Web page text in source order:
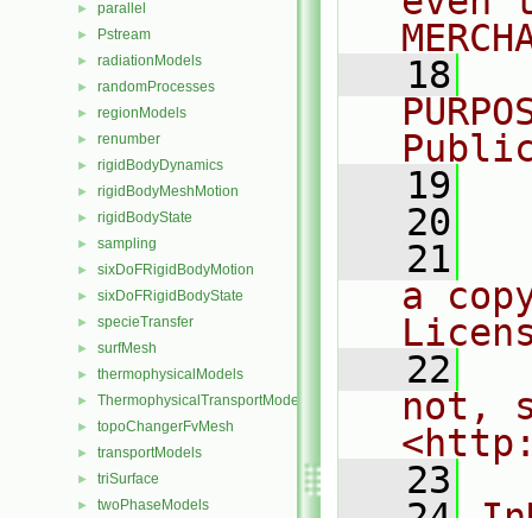
► parallel
► Pstream
► radiationModels
► randomProcesses
► regionModels
► renumber
► rigidBodyDynamics
► rigidBodyMeshMotion
► rigidBodyState
► sampling
► sixDoFRigidBodyMotion
► sixDoFRigidBodyState
► specieTransfer
► surfMesh
► thermophysicalModels
► ThermophysicalTransportModels
► topoChangerFvMesh
► transportModels
► triSurface
► twoPhaseModels
   18
   19
   20
   21
a
   22
not,
   23